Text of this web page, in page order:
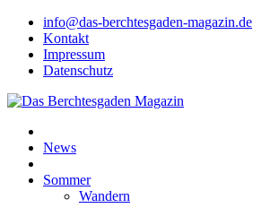
info@das-berchtesgaden-magazin.de
Kontakt
Impressum
Datenschutz
News
Sommer
Wandern